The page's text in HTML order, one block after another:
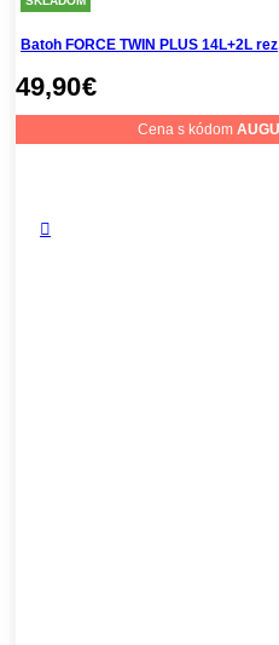
Batoh FORCE TWIN PLUS 14L+2L
49,90€
Cena s kódom